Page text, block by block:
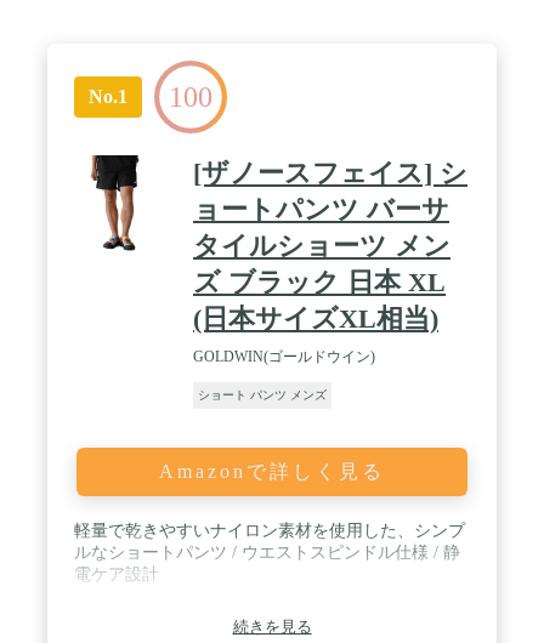
No.1 100
[ザノースフェイス] シ
ョートパンツ バーサ
タイルショーツ メン
ズ ブラック 日本 XL
(日本サイズXL相当)
GOLDWIN(ゴールドウイン)
ショート パンツ メンズ
Amazonで詳しく見る
軽量で乾きやすいナイロン素材を使用した、シンプ
ルなショートパンツ / ウエストスピンドル仕様 / 静
電ケア設計
続きを見る